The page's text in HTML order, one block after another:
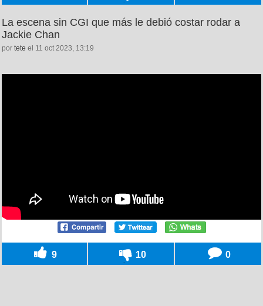
La escena sin CGI que más le debió costar rodar a
Jackie Chan
por tete el 11 oct 2023, 13:19
9 10 0